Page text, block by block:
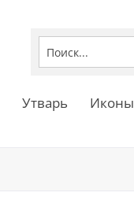
Утварь Иконы